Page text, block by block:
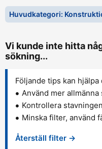
Huvudkategori:
Vi kunde inte hitta
sökning...
Följande tips kan
Använd mer allmänna
Kontrollera
Minska filter, använd
Återställ filter →